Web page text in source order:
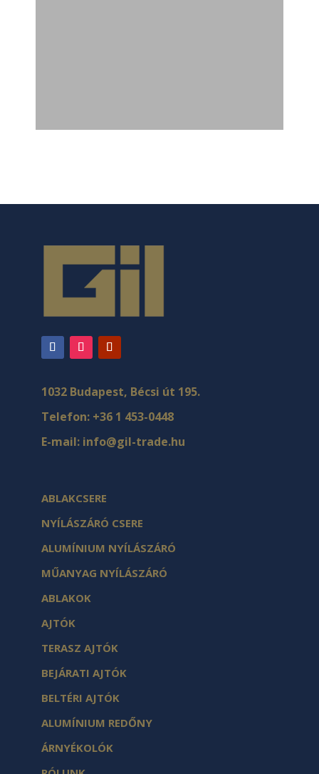
1032 Budapest, Bécsi út 195.
Telefon: +36 1 453-0448
E-mail: info@gil-trade.hu
ABLAKCSERE
NYÍLÁSZÁRÓ CSERE
ALUMÍNIUM NYÍLÁSZÁRÓ
MŰANYAG NYÍLÁSZÁRÓ
ABLAKOK
AJTÓK
TERASZ AJTÓK
BEJÁRATI AJTÓK
BELTÉRI AJTÓK
ALUMÍNIUM REDŐNY
ÁRNYÉKOLÓK